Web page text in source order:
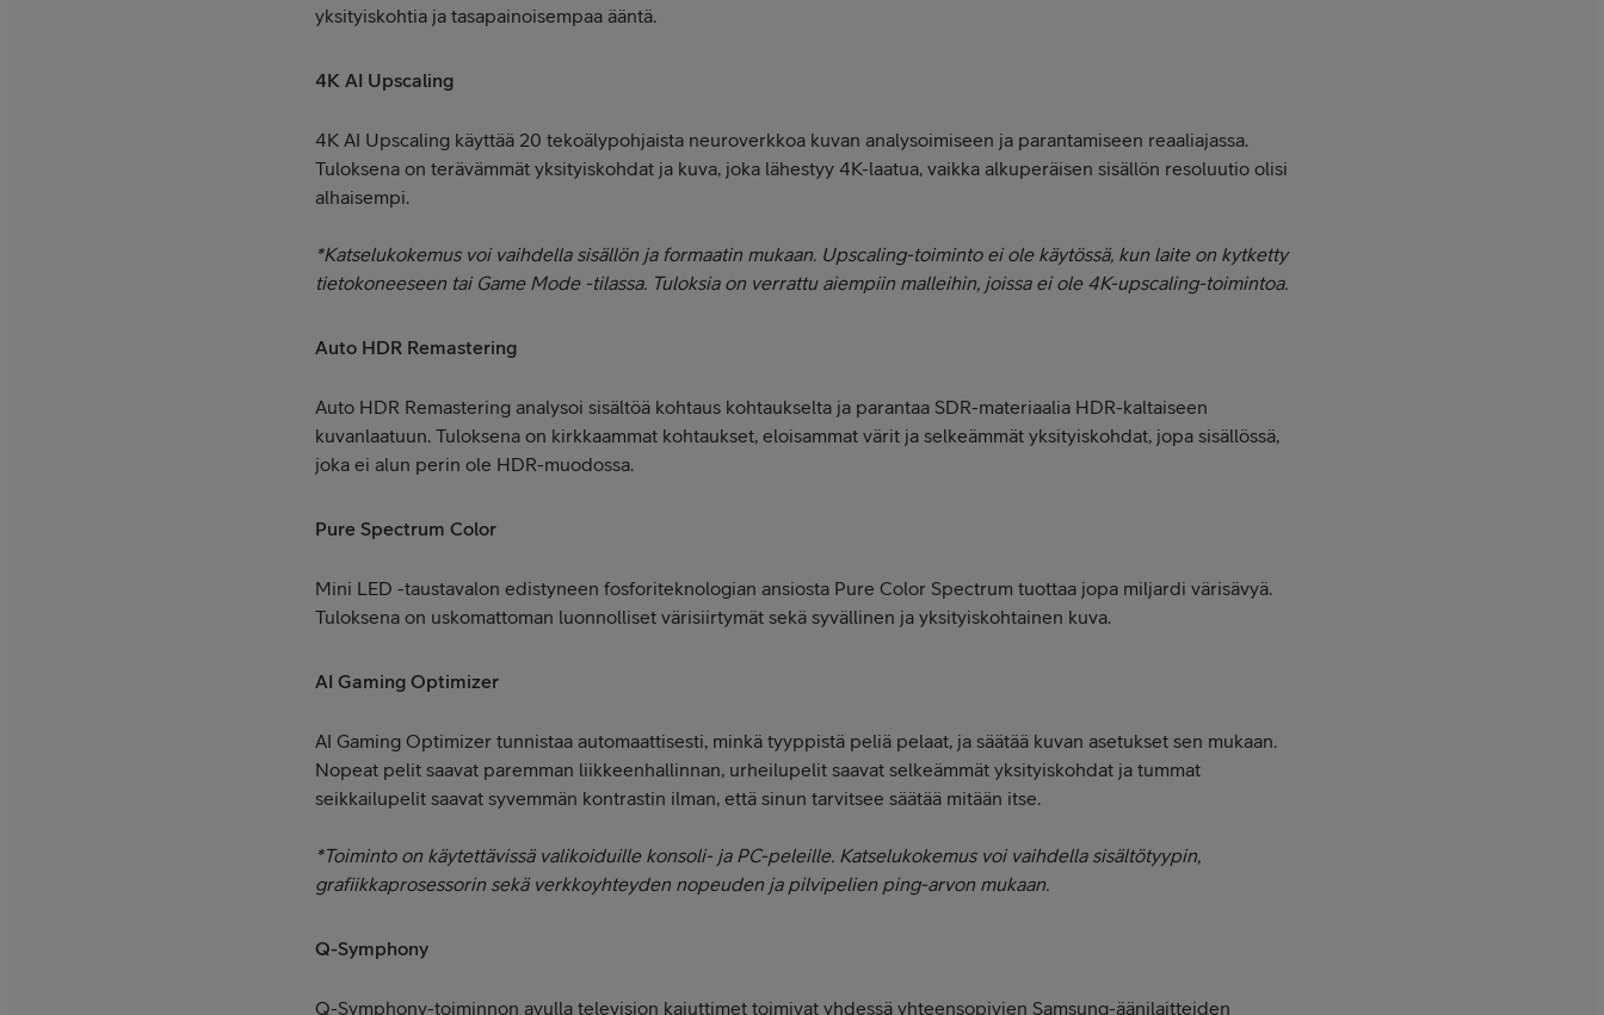
yksityiskohtia ja tasapainoisempaa ääntä.
4K AI Upscaling
4K AI Upscaling käyttää 20 tekoälypohjaista neuroverkkoa kuvan analysoimiseen ja parantamiseen reaaliajassa.
Tuloksena on terävämmät yksityiskohdat ja kuva, joka lähestyy 4K-laatua, vaikka alkuperäisen sisällön resoluutio olisi
alhaisempi.
*Katselukokemus voi vaihdella sisällön ja formaatin mukaan. Upscaling-toiminto ei ole käytössä, kun laite on kytketty
tietokoneeseen tai Game Mode -tilassa. Tuloksia on verrattu aiempiin malleihin, joissa ei ole 4K-upscaling-toimintoa.
Auto HDR Remastering
Auto HDR Remastering analysoi sisältöä kohtaus kohtaukselta ja parantaa SDR-materiaalia HDR-kaltaiseen
kuvanlaatuun. Tuloksena on kirkkaammat kohtaukset, eloisammat värit ja selkeämmät yksityiskohdat, jopa sisällössä,
joka ei alun perin ole HDR-muodossa.
Pure Spectrum Color
Mini LED -taustavalon edistyneen fosforiteknologian ansiosta Pure Color Spectrum tuottaa jopa miljardi värisävyä.
Tuloksena on uskomattoman luonnolliset värisiirtymät sekä syvällinen ja yksityiskohtainen kuva.
AI Gaming Optimizer
AI Gaming Optimizer tunnistaa automaattisesti, minkä tyyppistä peliä pelaat, ja säätää kuvan asetukset sen mukaan.
Nopeat pelit saavat paremman liikkeenhallinnan, urheilupelit saavat selkeämmät yksityiskohdat ja tummat
seikkailupelit saavat syvemmän kontrastin ilman, että sinun tarvitsee säätää mitään itse.
*Toiminto on käytettävissä valikoiduille konsoli- ja PC-peleille. Katselukokemus voi vaihdella sisältötyypin,
grafiikkaprosessorin sekä verkkoyhteyden nopeuden ja pilvipelien ping-arvon mukaan.
Q-Symphony
Q-Symphony-toiminnon avulla television kaiuttimet toimivat yhdessä yhteensopivien Samsung-äänilaitteiden